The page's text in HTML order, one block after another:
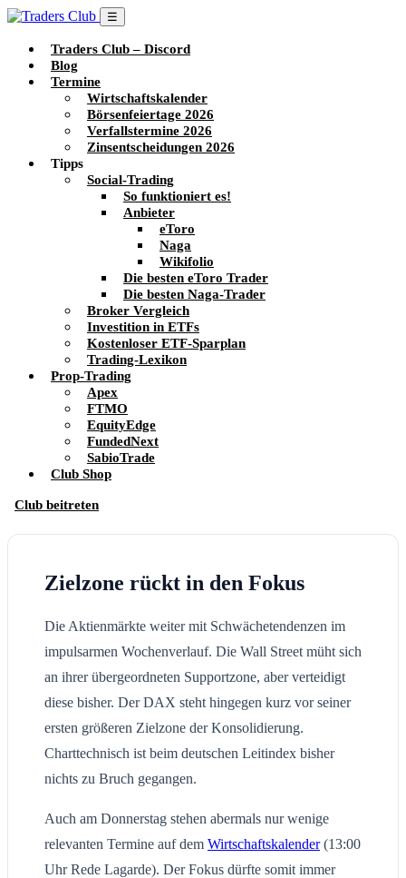
☰
Traders Club – Discord
Blog
Termine
Wirtschaftskalender
Börsenfeiertage 2026
Verfallstermine 2026
Zinsentscheidungen 2026
Tipps
Social-Trading
So funktioniert es!
Anbieter
eToro
Naga
Wikifolio
Die besten eToro Trader
Die besten Naga-Trader
Broker Vergleich
Investition in ETFs
Kostenloser ETF-Sparplan
Trading-Lexikon
Prop-Trading
Apex
FTMO
EquityEdge
FundedNext
SabioTrade
Club Shop
Club beitreten
Zielzone rückt in den Fokus
Die Aktienmärkte weiter mit Schwächetendenzen im
impulsarmen Wochenverlauf. Die Wall Street müht sich
an ihrer übergeordneten Supportzone, aber verteidigt
diese bisher. Der DAX steht hingegen kurz vor seiner
ersten größeren Zielzone der Konsolidierung.
Charttechnisch ist beim deutschen Leitindex bisher
nichts zu Bruch gegangen.
Auch am Donnerstag stehen abermals nur wenige
relevanten Termine auf dem Wirtschaftskalender(13:00
Uhr Rede Lagarde). Der Fokus dürfte somit immer